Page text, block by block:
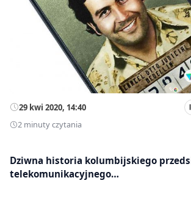
29 kwi 2020, 14:40
2 minuty czytania
Dziwna historia kolumbijskiego
telekomunikacyjnego…